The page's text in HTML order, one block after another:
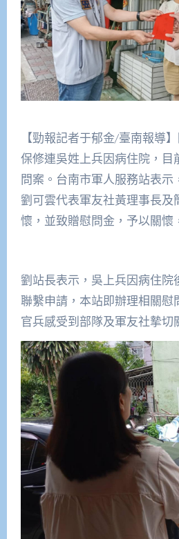
【勁報記者于郁金/臺南報導
保修連吳姓上兵因病住院，目
問案。台南市軍人服務站表示
劉可雲代表軍友社黃理事長及
懷，並致贈慰問金，予以關懷
劉站長表示，吳上兵因病住院
聯繫申請，本站即辦理相關慰
官兵感受到部隊及軍友社摯切